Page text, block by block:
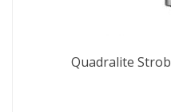
Quadralite